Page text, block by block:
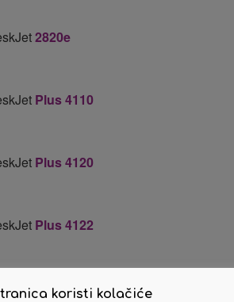
2820e
Plus 4110
Plus 4120
Plus 4122
Plus 4130
koristi kolačiće